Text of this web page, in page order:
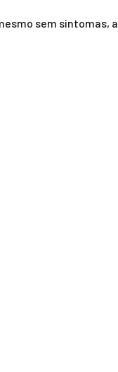
sem sintomas, a